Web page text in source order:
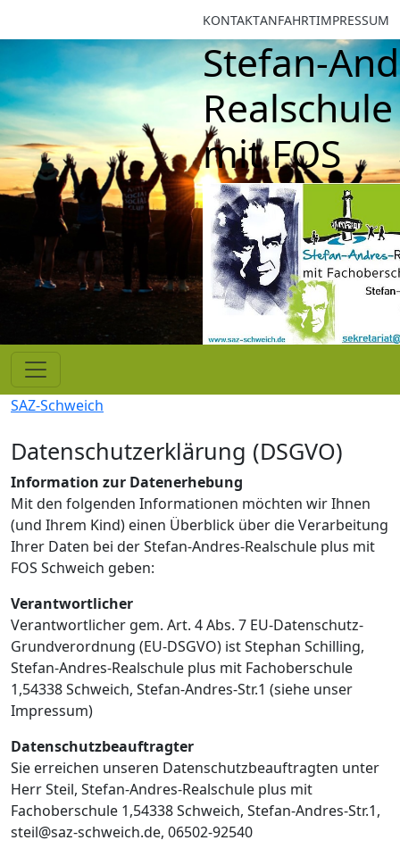
KONTAKTANFAHRTIMPRESSUM
Stefan-
Realschule
mit FOS
SAZ-Schweich
Datenschutzerklärung (DSGVO)
Information zur Datenerhebung
Mit den folgenden Informationen möchten wir Ihnen
(und Ihrem Kind) einen Überblick über die Verarbeitung
Ihrer Daten bei der Stefan-Andres-Realschule plus mit
FOS Schweich geben:
Verantwortlicher
Verantwortlicher gem. Art. 4 Abs. 7 EU-Datenschutz-
Grundverordnung (EU-DSGVO) ist Stephan Schilling,
Stefan-Andres-Realschule plus mit Fachoberschule
1,54338 Schweich, Stefan-Andres-Str.1 (siehe unser
Impressum)
Datenschutzbeauftragter
Sie erreichen unseren Datenschutzbeauftragten unter
Herr Steil, Stefan-Andres-Realschule plus mit
Fachoberschule 1,54338 Schweich, Stefan-Andres-Str.1,
steil@saz-schweich.de, 06502-92540